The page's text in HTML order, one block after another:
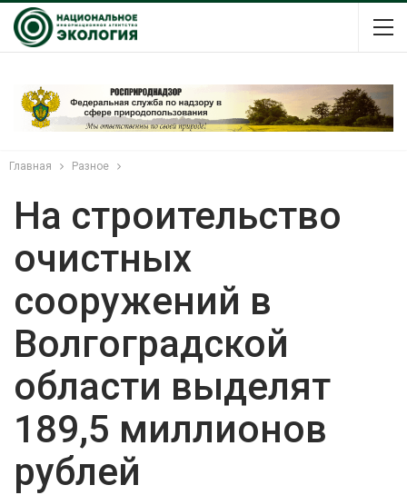
Главная Разное
На строительство
очистных
сооружений в
Волгоградской
области выделят
189,5 миллионов
рублей